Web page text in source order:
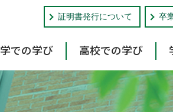
卒
証明書発行について
での学び 高校での学び